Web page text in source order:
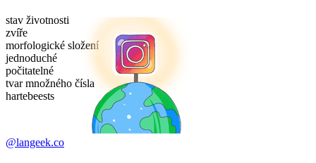
stav životnosti
zvíře
morfologické složení
jednoduché
počitatelné
tvar množného čísla
hartebeests
@langeek.co